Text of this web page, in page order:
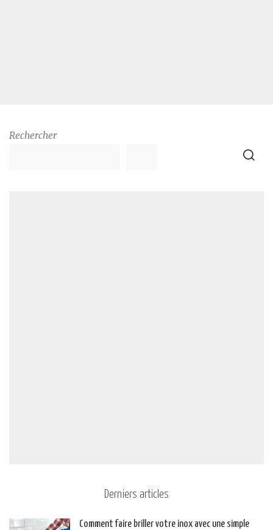
Rechercher
Derniers articles
Comment faire briller votre inox avec une simple